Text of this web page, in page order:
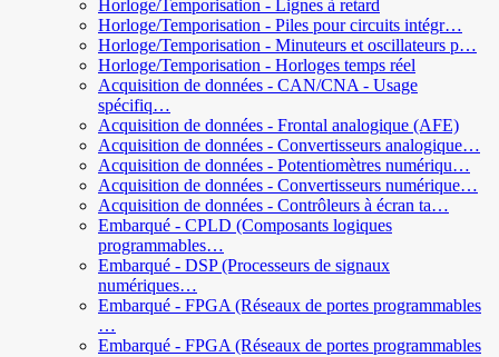
Horloge/Temporisation - Lignes à retard
Horloge/Temporisation - Piles pour circuits intégr…
Horloge/Temporisation - Minuteurs et oscillateurs p…
Horloge/Temporisation - Horloges temps réel
Acquisition de données - CAN/CNA - Usage
spécifiq…
Acquisition de données - Frontal analogique (AFE)
Acquisition de données - Convertisseurs analogique…
Acquisition de données - Potentiomètres numériqu…
Acquisition de données - Convertisseurs numérique…
Acquisition de données - Contrôleurs à écran ta…
Embarqué - CPLD (Composants logiques
programmables…
Embarqué - DSP (Processeurs de signaux
numériques…
Embarqué - FPGA (Réseaux de portes programmables
…
Embarqué - FPGA (Réseaux de portes programmables